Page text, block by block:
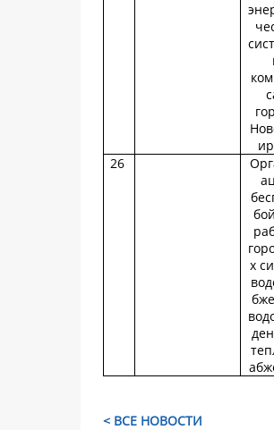
26
х
< ВСЕ НОВОСТИ